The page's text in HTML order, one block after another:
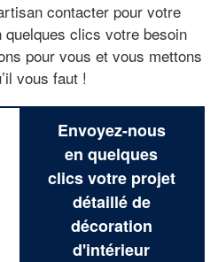
contacter pour votre
clics votre besoin
pour vous et vous mettons
vous faut !
Envoyez-nous
en quelques
clics votre projet
détaillé de
décoration
d'intérieur